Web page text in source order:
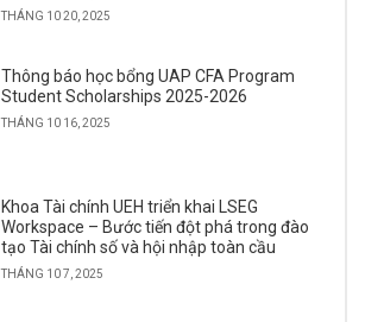
THÁNG 10 20, 2025
Thông báo học bổng UAP CFA Program
Student Scholarships 2025-2026
THÁNG 10 16, 2025
Khoa Tài chính UEH triển khai LSEG
Workspace – Bước tiến đột phá trong đào
tạo Tài chính số và hội nhập toàn cầu
THÁNG 10 7, 2025